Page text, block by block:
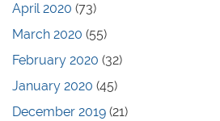
April 2020 (73)
March 2020 (55)
February 2020 (32)
January 2020 (45)
December 2019 (21)